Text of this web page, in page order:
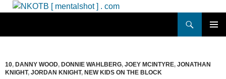
Skip
10, DANNY WOOD, DONNIE WAHLBERG, JOEY MCINTYRE, JONATHAN
KNIGHT, JORDAN KNIGHT, NEW KIDS ON THE BLOCK